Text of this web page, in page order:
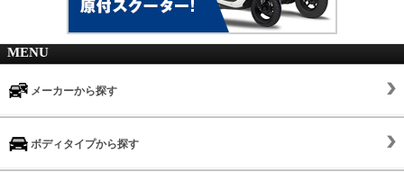
MENU
メーカーから探す
ボディタイプから探す